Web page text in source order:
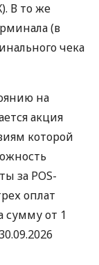
В то же
(в
чека
на
акция
которой
за POS-
оплат
сумму от 1